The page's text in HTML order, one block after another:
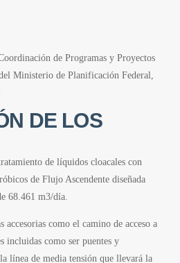
de Programas y Proyectos
Ministerio de Planificación Federal,
DE LOS
de líquidos cloacales con
de Flujo Ascendente diseñada
68.461 m3/día.
accesorias como el camino de acceso a
incluidas como ser puentes y
línea de media tensión que llevará la